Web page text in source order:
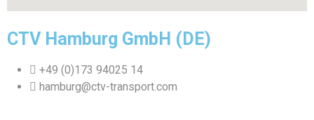
CTV Hamburg GmbH (DE)
+49 (0)173 94025 14
hamburg@ctv-transport.com